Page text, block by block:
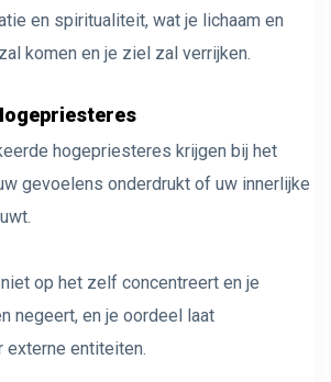
en spiritualiteit, wat je lichaam en
komen en je ziel zal verrijken.
hogepriesteres krijgen bij het
gevoelens onderdrukt of uw innerlijke
op het zelf concentreert en je
negeert, en je oordeel laat
externe entiteiten.